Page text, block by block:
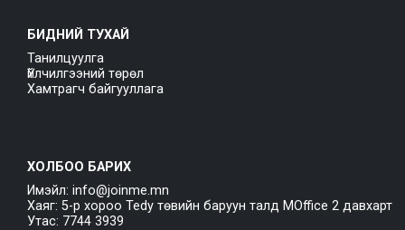
БИДНИЙ ТУХАЙ
Танилцуулга
Үйлчилгээний төрөл
Хамтрагч байгууллага
ХОЛБОО БАРИХ
Имэйл: info@joinme.mn
Хаяг: 5-р хороо Tedy төвийн баруун талд MOffice 2 давхарт
Утас: 7744 3939